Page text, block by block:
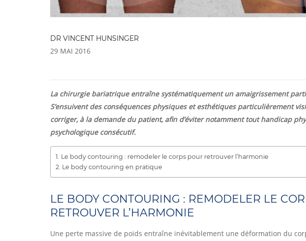
DR VINCENT HUNSINGER
29 MAI 2016
La chirurgie bariatrique entraîne systématiquement un amaigrissement
S’ensuivent des conséquences physiques et esthétiques particulièrement
corriger, à la demande du patient, afin d’éviter notamment tout handicap
psychologique consécutif.
Le body contouring : remodeler le corps pour retrouver l’harmonie
Le body contouring en pratique
LE BODY CONTOURING : REMODELER LE
RETROUVER L’HARMONIE
Une perte massive de poids entraîne inévitablement une déformation du